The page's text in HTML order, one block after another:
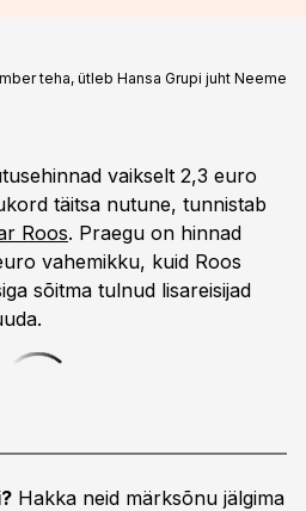
teha, ütleb Hansa Grupi juht Neeme
vaikselt 2,3 euro
täitsa nutune, tunnistab
Roos. Praegu on hinnad
vahemikku, kuid Roos
sõitma tulnud lisareisijad
Hakka neid märksõnu jälgima